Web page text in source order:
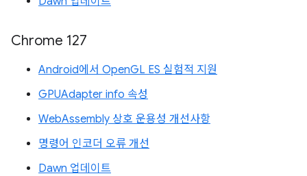
Chrome 127
Android에서 OpenGL ES 실험적 지원
GPUAdapter info 속성
WebAssembly 상호 운용성 개선사항
명령어 인코더 오류 개선
Dawn 업데이트